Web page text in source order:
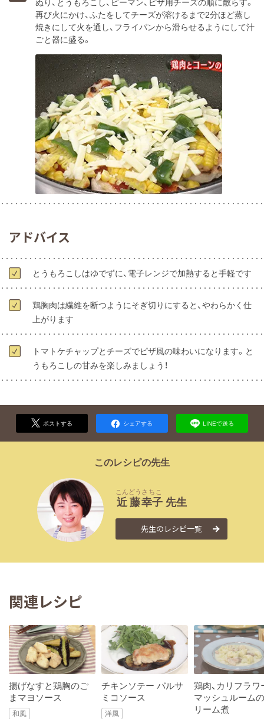
ぬり、とうもろこし、ピーマン、ピザ用チーズの順に散らす。
再び火にかけ、ふたをしてチーズが溶けるまで2分ほど蒸し
焼きにして火を通し、フライパンから滑らせるようにして汁
ごと器に盛る。
アドバイス
とうもろこしはゆでずに、電子レンジで加熱すると手軽です
鶏胸肉は繊維を断つようにそぎ切りにすると、やわらかく仕
上がります
トマトケチャップとチーズでピザ風の味わいになります。と
うもろこしの甘みを楽しみましょう！
ポストする シェアする LINEで送る
このレシピの先生
近藤
こんどう
幸子
さちこ
先生
先生のレシピ一覧
関連レシピ
揚げなすと鶏胸のご
まマヨソース
和風
チキンソテー バルサ
ミコソース
洋風
鶏肉、カリフラワ
マッシュルーム
リーム煮